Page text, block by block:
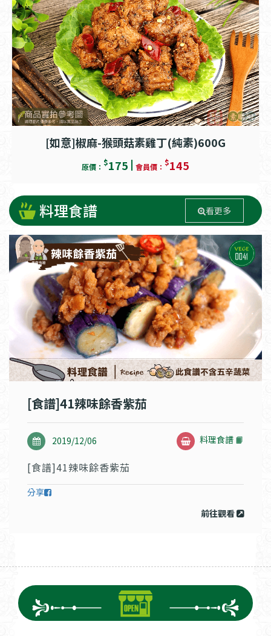
[如意]椒麻-猴頭菇素雞丁(純素)600G
原價： $175 會員價： $145
料理食譜 看更多
[食譜]41辣味餘香紫茄
2019/12/06 料理食譜 📙
[食譜]41辣味餘香紫茄
分享
前往觀看